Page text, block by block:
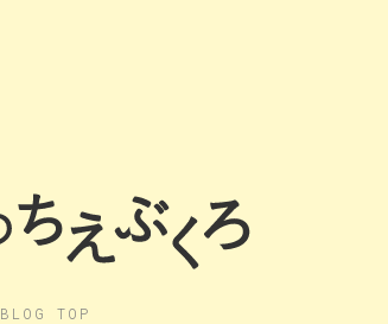
BLOG TOP